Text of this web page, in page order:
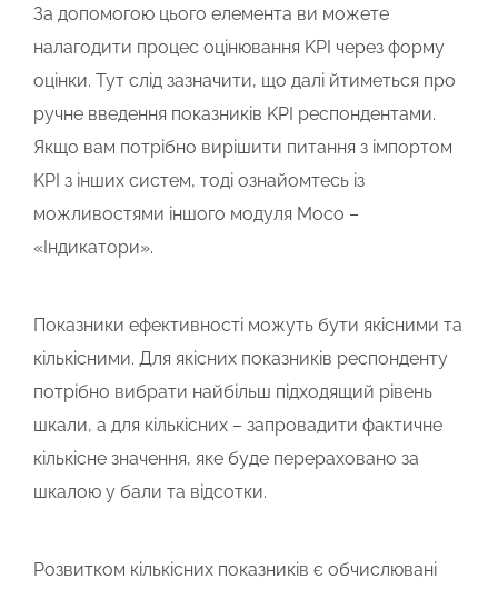
За допомогою цього елемента ви можете
налагодити процес оцінювання KPI через форму
оцінки. Тут слід зазначити, що далі йтиметься про
ручне введення показників KPI респондентами.
Якщо вам потрібно вирішити питання з імпортом
KPI з інших систем, тоді ознайомтесь із
можливостями іншого модуля Мосо –
«Індикатори».
Показники ефективності можуть бути якісними та
кількісними. Для якісних показників респонденту
потрібно вибрати найбільш підходящий рівень
шкали, а для кількісних – запровадити фактичне
кількісне значення, яке буде перераховано за
шкалою у бали та відсотки.
Розвитком кількісних показників є обчислювані